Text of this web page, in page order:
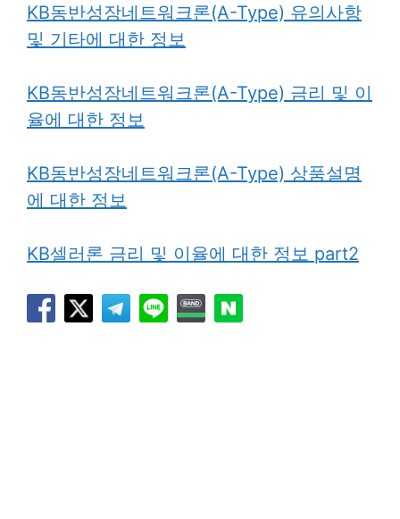
KB동반성장네트워크론(A-Type) 유의사항
및 기타에 대한 정보
KB동반성장네트워크론(A-Type) 금리 및 이
율에 대한 정보
KB동반성장네트워크론(A-Type) 상품설명
에 대한 정보
KB셀러론 금리 및 이율에 대한 정보 part2